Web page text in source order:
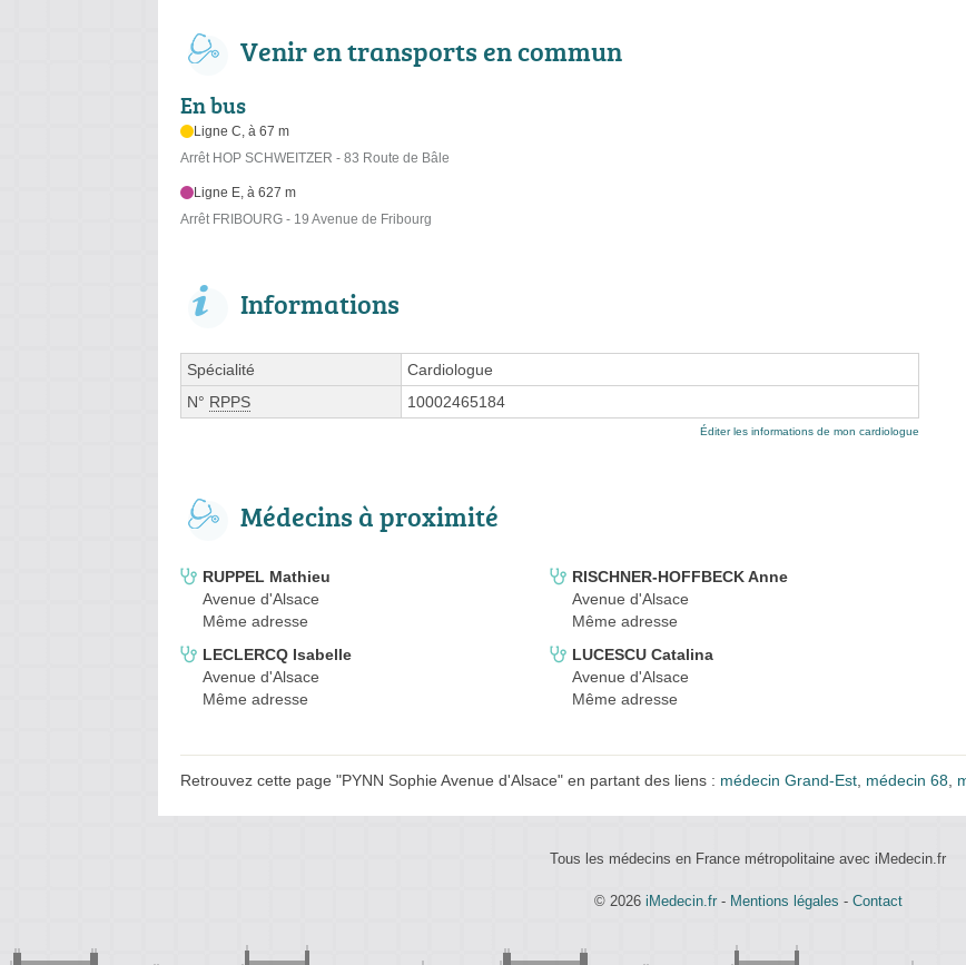
Venir en transports en commun
En bus
Ligne C, à 67 m
Arrêt HOP SCHWEITZER - 83 Route de Bâle
Ligne E, à 627 m
Arrêt FRIBOURG - 19 Avenue de Fribourg
Informations
Spécialité
Cardiologue
N° RPPS 10002465184
Éditer les informations de mon cardiologue
Médecins à proximité
RUPPEL Mathieu
Avenue d'Alsace
Même adresse
RISCHNER-HOFFBECK Anne
Avenue d'Alsace
Même adresse
LECLERCQ Isabelle
Avenue d'Alsace
Même adresse
LUCESCU Catalina
Avenue d'Alsace
Même adresse
Retrouvez cette page "PYNN Sophie Avenue d'Alsace" en partant des liens : médecin Grand-Est médecin 68
Tous les médecins en France métropolitaine avec iMedecin.fr
© 2026 iMedecin.fr - Mentions légales - Contact